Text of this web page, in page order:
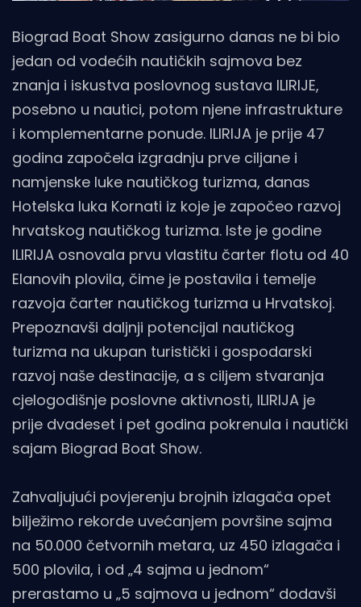
Biograd Boat Show zasigurno danas ne bi bio
jedan od vodećih nautičkih sajmova bez
znanja i iskustva poslovnog sustava ILIRIJE,
posebno u nautici, potom njene infrastrukture
i komplementarne ponude. ILIRIJA je prije 47
godina započela izgradnju prve ciljane i
namjenske luke nautičkog turizma, danas
Hotelska luka Kornati iz koje je započeo razvoj
hrvatskog nautičkog turizma. Iste je godine
ILIRIJA osnovala prvu vlastitu čarter flotu od 40
Elanovih plovila, čime je postavila i temelje
razvoja čarter nautičkog turizma u Hrvatskoj.
Prepoznavši daljnji potencijal nautičkog
turizma na ukupan turistički i gospodarski
razvoj naše destinacije, a s ciljem stvaranja
cjelogodišnje poslovne aktivnosti, ILIRIJA je
prije dvadeset i pet godina pokrenula i nautički
sajam Biograd Boat Show.
Zahvaljujući povjerenju brojnih izlagača opet
bilježimo rekorde uvećanjem površine sajma
na 50.000 četvornih metara, uz 450 izlagača i
500 plovila, i od „4 sajma u jednom“
prerastamo u „5 sajmova u jednom“ dodavši